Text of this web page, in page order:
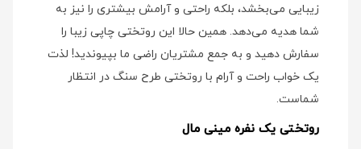
زیبایی می‌بخشد، بلکه راحتی و آرامش بیشتری را نیز به
شما هدیه می‌دهد. همین حالا این روتختی چاپی زیبا را
سفارش دهید و به جمع مشتریان راضی ما بپیوندید! لذت
یک خواب راحت و آرام با روتختی طرح سنگ در انتظار
شماست.
روتختی یک نفره مینی مال